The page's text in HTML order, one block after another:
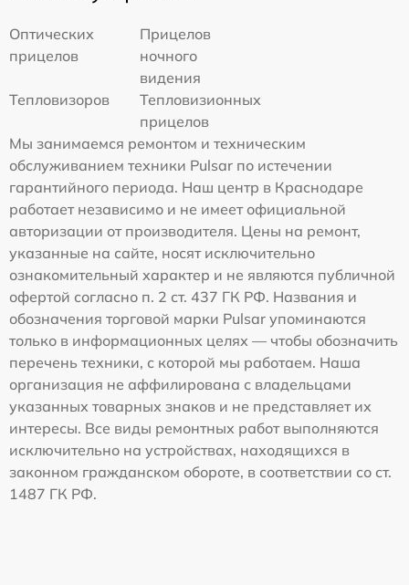
Оптических
прицелов
Прицелов
ночного
видения
Тепловизоров
Тепловизионных
прицелов
Мы занимаемся ремонтом и техническим
обслуживанием техники Pulsar по истечении
гарантийного периода. Наш центр в Краснодаре
работает независимо и не имеет официальной
авторизации от производителя. Цены на ремонт,
указанные на сайте, носят исключительно
ознакомительный характер и не являются публичной
офертой согласно п. 2 ст. 437 ГК РФ. Названия и
обозначения торговой марки Pulsar упоминаются
только в информационных целях — чтобы обозначить
перечень техники, с которой мы работаем. Наша
организация не аффилирована с владельцами
указанных товарных знаков и не представляет их
интересы. Все виды ремонтных работ выполняются
исключительно на устройствах, находящихся в
законном гражданском обороте, в соответствии со ст.
1487 ГК РФ.